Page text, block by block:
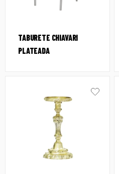
TABURETE CHIAVARI
PLATEADA